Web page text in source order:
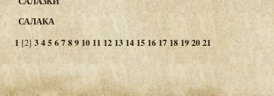
САЛАКА
1 [2] 3456789 10 1112 1314 1516 17 18192021